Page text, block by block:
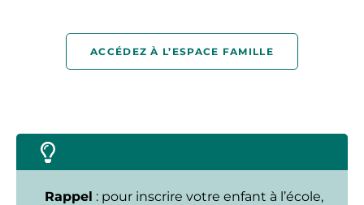
ACCÉDEZ À L’ESPACE FAMILLE
Rappel : pour inscrire votre enfant à l’école,